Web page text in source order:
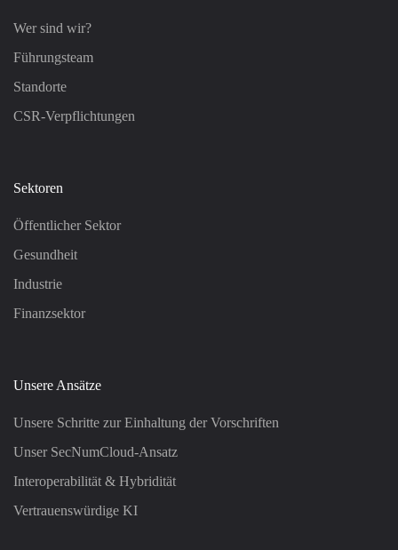
Wer sind wir?
Führungsteam
Standorte
CSR-Verpflichtungen
Sektoren
Öffentlicher Sektor
Gesundheit
Industrie
Finanzsektor
Unsere Ansätze
Unsere Schritte zur Einhaltung der Vorschriften
Unser SecNumCloud-Ansatz
Interoperabilität & Hybridität
Vertrauenswürdige KI